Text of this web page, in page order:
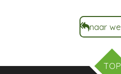
naar
TOP